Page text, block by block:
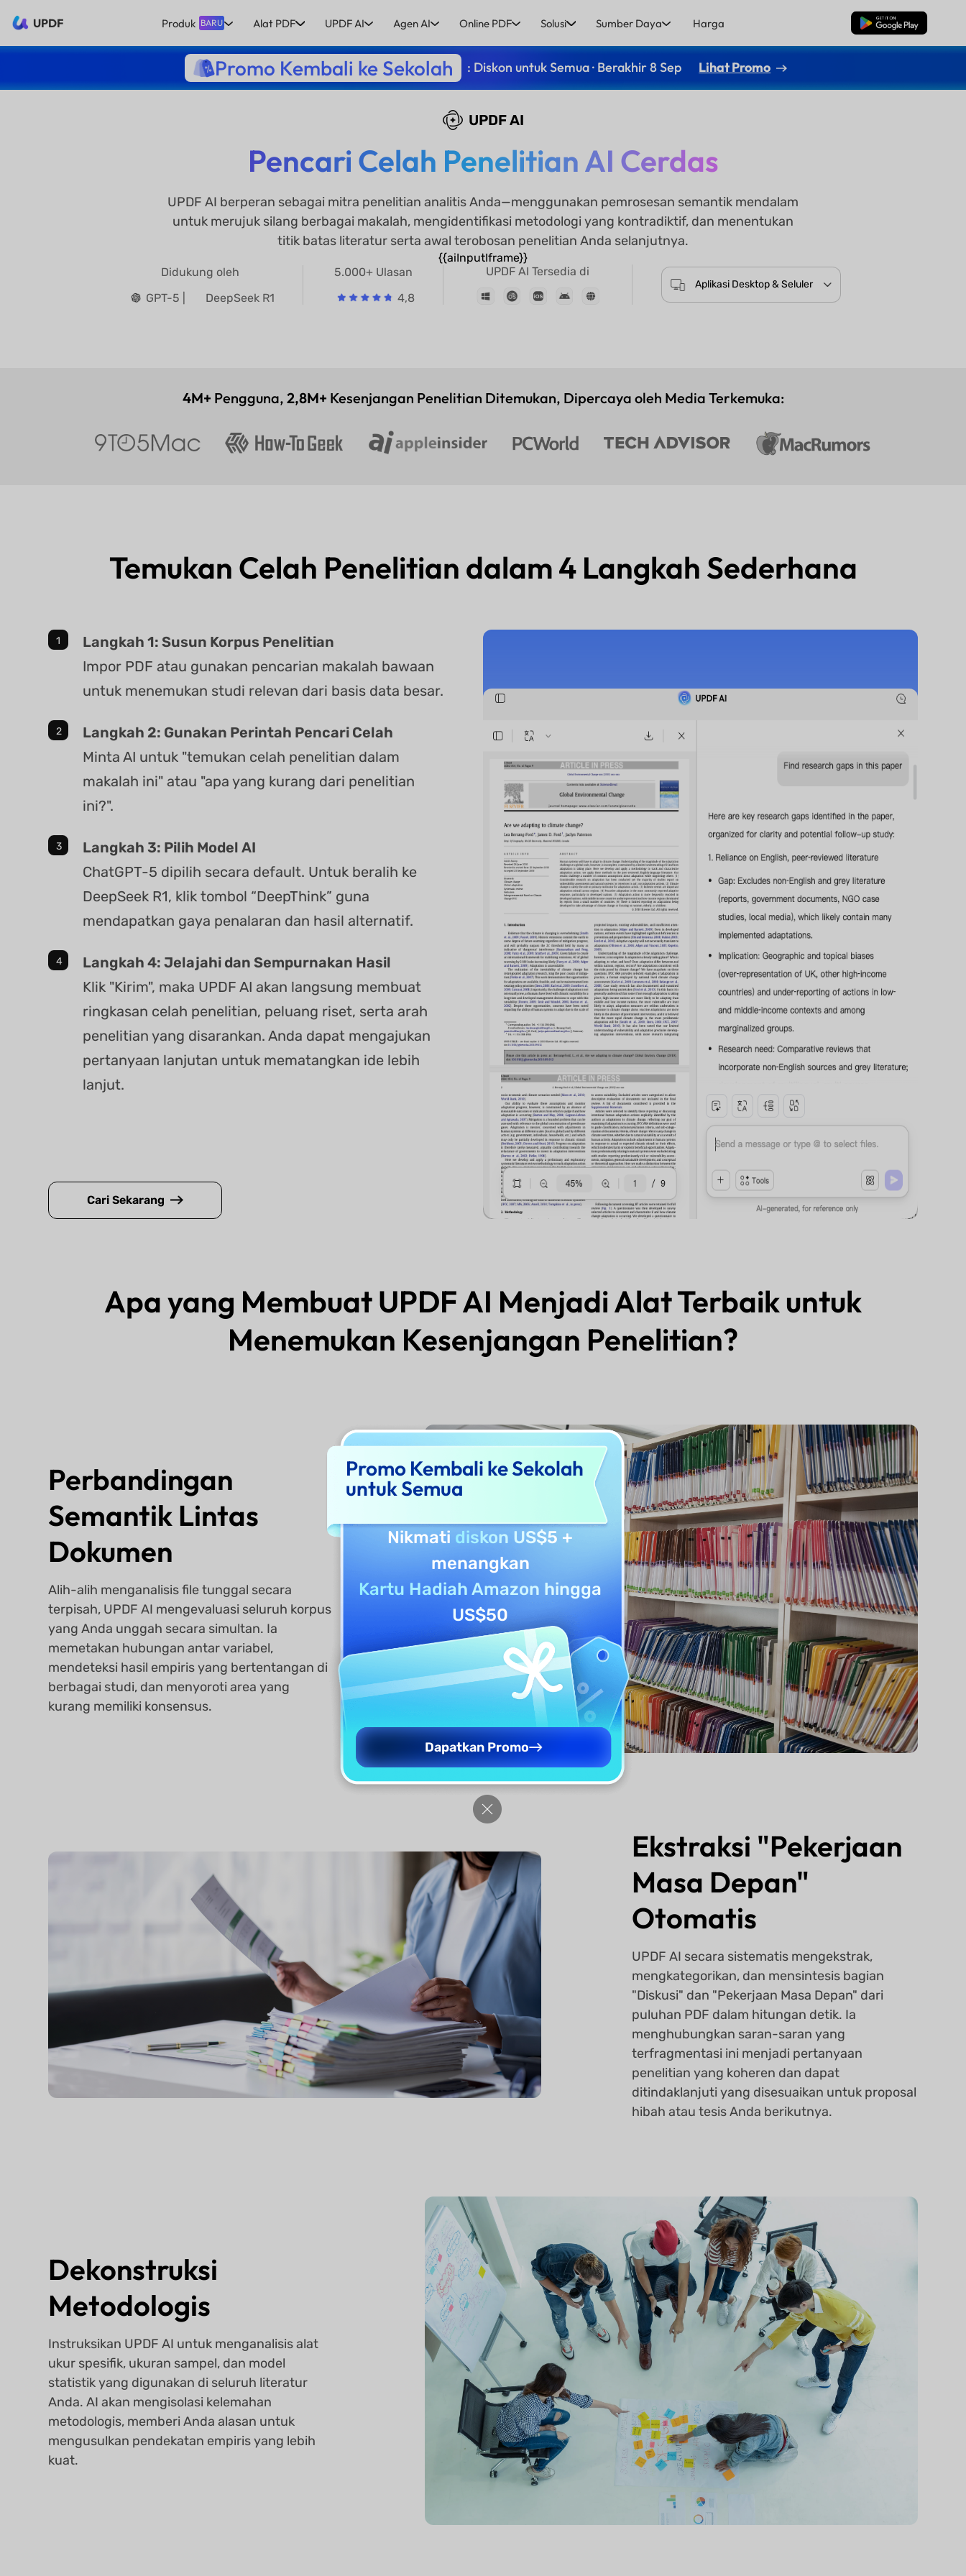
UPDF Produk BARU Alat PDF UPDF AI Agen AI Online PDF Solusi Sumber Daya Harga Unduh Gratis
Promo Kembali ke Sekolah : Diskon untuk Semua · Berakhir 8 Sep Lihat Promo
UPDF AI
Pencari Celah Penelitian AI Cerdas
UPDF AI berperan sebagai mitra penelitian analitis Anda—menggunakan pemrosesan semantik mendalam
untuk merujuk silang berbagai makalah, mengidentifikasi metodologi yang kontradiktif, dan menentukan
titik batas literatur serta awal terobosan penelitian Anda selanjutnya.
{{aiInputIframe}}
Didukung oleh
GPT-5 |
DeepSeek R1
5.000+ Ulasan
4,8
UPDF AI Tersedia di
Aplikasi Desktop & Seluler
4M+ Pengguna, 2,8M+ Kesenjangan Penelitian Ditemukan, Dipercaya oleh Media Terkemuka:
Temukan Celah Penelitian dalam 4 Langkah Sederhana
Langkah 1: Susun Korpus Penelitian
Impor PDF atau gunakan pencarian makalah bawaan
untuk menemukan studi relevan dari basis data besar.
Langkah 2: Gunakan Perintah Pencari Celah
Minta AI untuk "temukan celah penelitian dalam
makalah ini" atau "apa yang kurang dari penelitian
ini?".
Langkah 3: Pilih Model AI
ChatGPT-5 dipilih secara default. Untuk beralih ke
DeepSeek R1, klik tombol “DeepThink” guna
mendapatkan gaya penalaran dan hasil alternatif.
Langkah 4: Jelajahi dan Sempurnakan Hasil
Klik "Kirim", maka UPDF AI akan langsung membuat
ringkasan celah penelitian, peluang riset, serta arah
penelitian yang disarankan. Anda dapat mengajukan
pertanyaan lanjutan untuk mematangkan ide lebih
lanjut.
Cari Sekarang
Apa yang Membuat UPDF AI Menjadi Alat Terbaik untuk
Menemukan Kesenjangan Penelitian?
Perbandingan
Semantik Lintas
Dokumen
Alih-alih menganalisis file tunggal secara
terpisah, UPDF AI mengevaluasi seluruh korpus
yang Anda unggah secara simultan. Ia
memetakan hubungan antar variabel,
mendeteksi hasil empiris yang bertentangan di
berbagai studi, dan menyoroti area yang
kurang memiliki konsensus.
Ekstraksi "Pekerjaan
Masa Depan"
Otomatis
UPDF AI secara sistematis mengekstrak,
mengkategorikan, dan mensintesis bagian
"Diskusi" dan "Pekerjaan Masa Depan" dari
puluhan PDF dalam hitungan detik. Ia
menghubungkan saran-saran yang
terfragmentasi ini menjadi pertanyaan
penelitian yang koheren dan dapat
ditindaklanjuti yang disesuaikan untuk proposal
hibah atau tesis Anda berikutnya.
Dekonstruksi
Metodologis
Instruksikan UPDF AI untuk menganalisis alat
ukur spesifik, ukuran sampel, dan model
statistik yang digunakan di seluruh literatur
Anda. AI akan mengisolasi kelemahan
metodologis, memberi Anda alasan untuk
mengusulkan pendekatan empiris yang lebih
kuat.
Promo Kembali ke Sekolah
untuk Semua
Nikmati diskon US$5 +
menangkan
Kartu Hadiah Amazon hingga
US$50
Dapatkan Promo